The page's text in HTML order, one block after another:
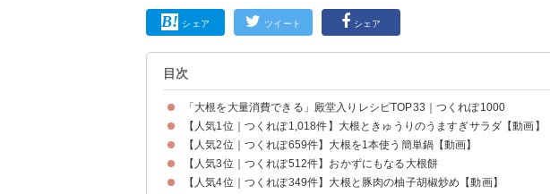
シェア ツイート シェア
目次
「大根を大量消費できる」殿堂入りレシピTOP33｜つくれぽ1000
【人気1位｜つくれぽ1,018件】大根ときゅうりのうますぎサラダ【動画】
【人気2位｜つくれぽ659件】大根を1本使う簡単鍋【動画】
【人気3位｜つくれぽ512件】おかずにもなる大根餅
【人気4位｜つくれぽ349件】大根と豚肉の柚子胡椒炒め【動画】